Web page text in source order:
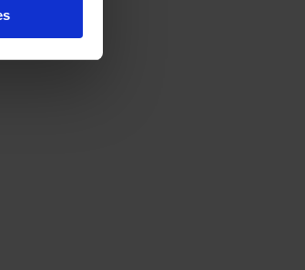
brukes.
og for å
innen